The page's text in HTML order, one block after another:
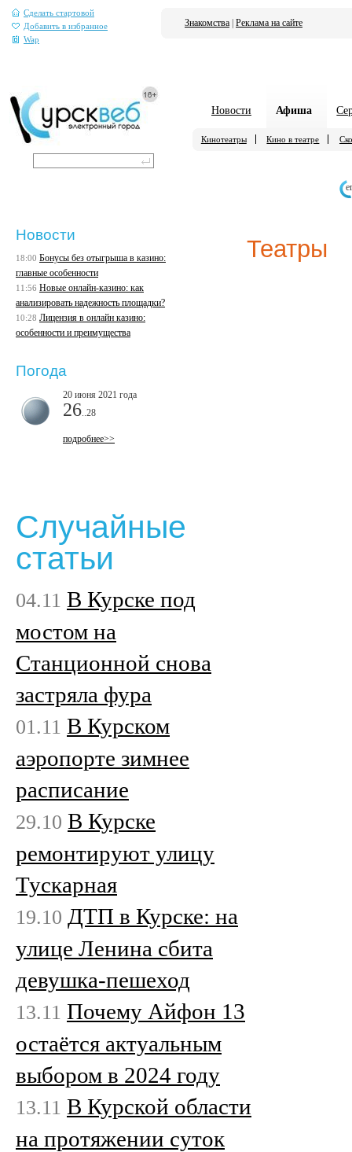
Сделать стартовой
Добавить в избранное
Wap
Знакомства Реклама на сайте
Новости Афиша
Кинотеатры Кино в театре
Театры
Новости
18:00 Бонусы без отыгрыша в казино:
главные особенности
11:56 Новые онлайн-казино: как
анализировать надежность площадки?
10:28 Лицензия в онлайн казино:
особенности и преимущества
Погода
20 июня 2021 года
26 ..28
подробнее>>
Случайные
статьи
04.11 В Курске под
мостом на
Станционной снова
застряла фура
01.11 В Курском
аэропорте зимнее
расписание
29.10 В Курске
ремонтируют улицу
Тускарная
19.10 ДТП в Курске: на
улице Ленина сбита
девушка-пешеход
13.11 Почему Айфон 13
остаётся актуальным
выбором в 2024 году
13.11 В Курской области
на протяжении суток